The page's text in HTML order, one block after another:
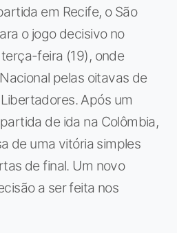
em Recife, o São
o jogo decisivo no
feira (19), onde
pelas oitavas de
Após um
de ida na Colômbia,
de uma vitória simples
de final. Um novo
a ser feita nos